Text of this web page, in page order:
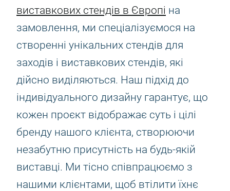
виставкових стендів в Європі на
замовлення, ми спеціалізуємося на
створенні унікальних стендів для
заходів і виставкових стендів, які
дійсно виділяються. Наш підхід до
індивідуального дизайну гарантує, що
кожен проєкт відображає суть і цілі
бренду нашого клієнта, створюючи
незабутню присутність на будь-якій
виставці. Ми тісно співпрацюємо з
нашими клієнтами, щоб втілити їхнє